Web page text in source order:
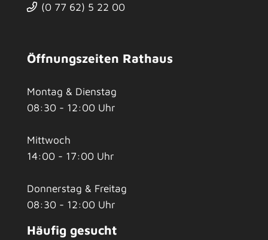
(0 77 62) 5 22 00
Öffnungszeiten Rathaus
Montag & Dienstag
08:30 - 12:00 Uhr
Mittwoch
14:00 - 17:00 Uhr
Donnerstag & Freitag
08:30 - 12:00 Uhr
Häufig gesucht